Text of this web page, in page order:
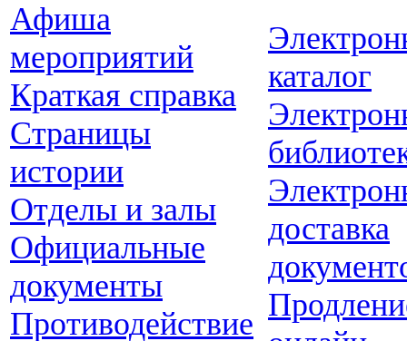
Афиша
мероприятий
Краткая справка
Страницы
истории
Отделы и залы
Официальные
документы
Противодействие
каталог
доставка